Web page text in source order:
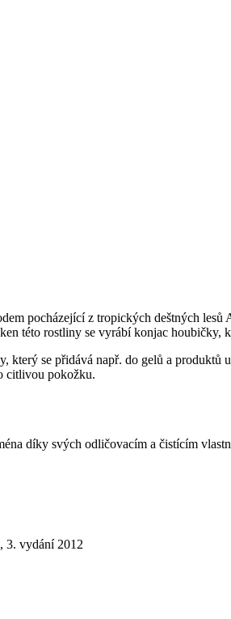
pocházející z tropických deštných
této rostliny se vyrábí konjac houbičky,
se přidává např. do gelů a
citlivou pokožku.
díky svých odličovacím a čistícím
3. vydání 2012